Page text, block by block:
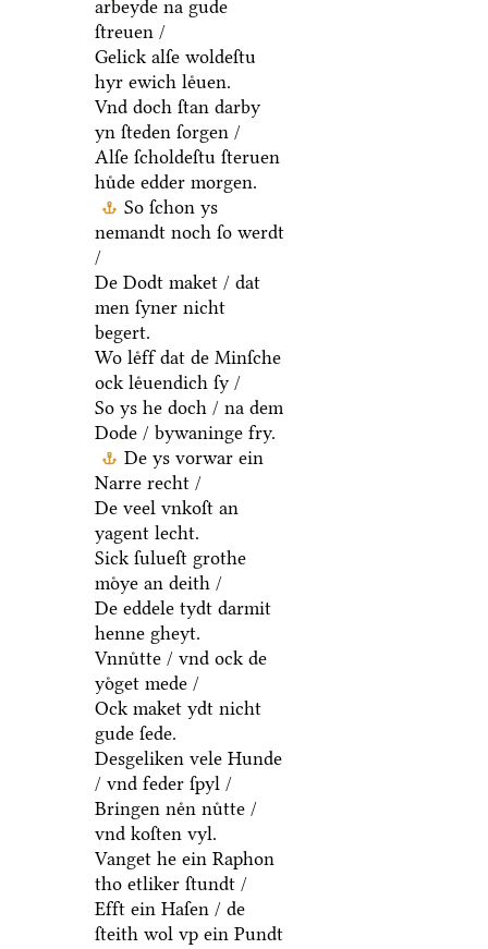
arbeyde na gude
ſtreuen /
Gelick alſe woldeſtu
hyr ewich leͤuen.
Vnd doch ſtan darby
yn ſteden ſorgen /
Alſe ſcholdeſtu ſteruen
huͤde edder morgen.
So ſchon ys
nemandt noch ſo werdt
/
De Dodt maket / dat
men ſyner nicht
begert.
Wo leͤff dat de Minſche
ock leͤuendich ſy /
So ys he doch / na dem
Dode / bywaninge fry.
De ys vorwar ein
Narre recht /
De veel vnkoſt an
yagent lecht.
Sick ſulueſt grothe
moͤye an deith /
De eddele tydt darmit
henne gheyt.
Vnnuͤtte / vnd ock de
yoͤget mede /
Ock maket ydt nicht
gude ſede.
Desgeliken vele Hunde
/ vnd feder ſpyl /
Bringen neͤn nuͤtte /
vnd koſten vyl.
Vanget he ein Raphon
tho etliker ſtundt /
Efft ein Haſen / de
ſteith wol vp ein Pundt